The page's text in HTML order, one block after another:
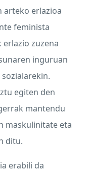
arteko erlazioa
feminista
zuzena
inguruan
egiten den
mantendu
maskulinitate eta
ditu.
erabili da